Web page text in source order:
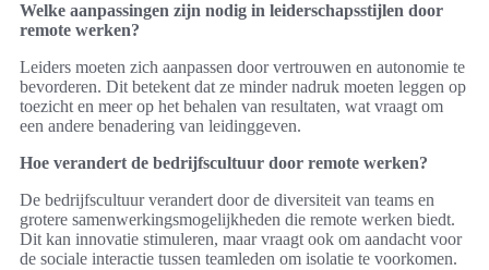
Welke aanpassingen zijn nodig in leiderschapsstijlen door
remote werken?
Leiders moeten zich aanpassen door vertrouwen en autonomie te
bevorderen. Dit betekent dat ze minder nadruk moeten leggen op
toezicht en meer op het behalen van resultaten, wat vraagt om
een andere benadering van leidinggeven.
Hoe verandert de bedrijfscultuur door remote werken?
De bedrijfscultuur verandert door de diversiteit van teams en
grotere samenwerkingsmogelijkheden die remote werken biedt.
Dit kan innovatie stimuleren, maar vraagt ook om aandacht voor
de sociale interactie tussen teamleden om isolatie te voorkomen.